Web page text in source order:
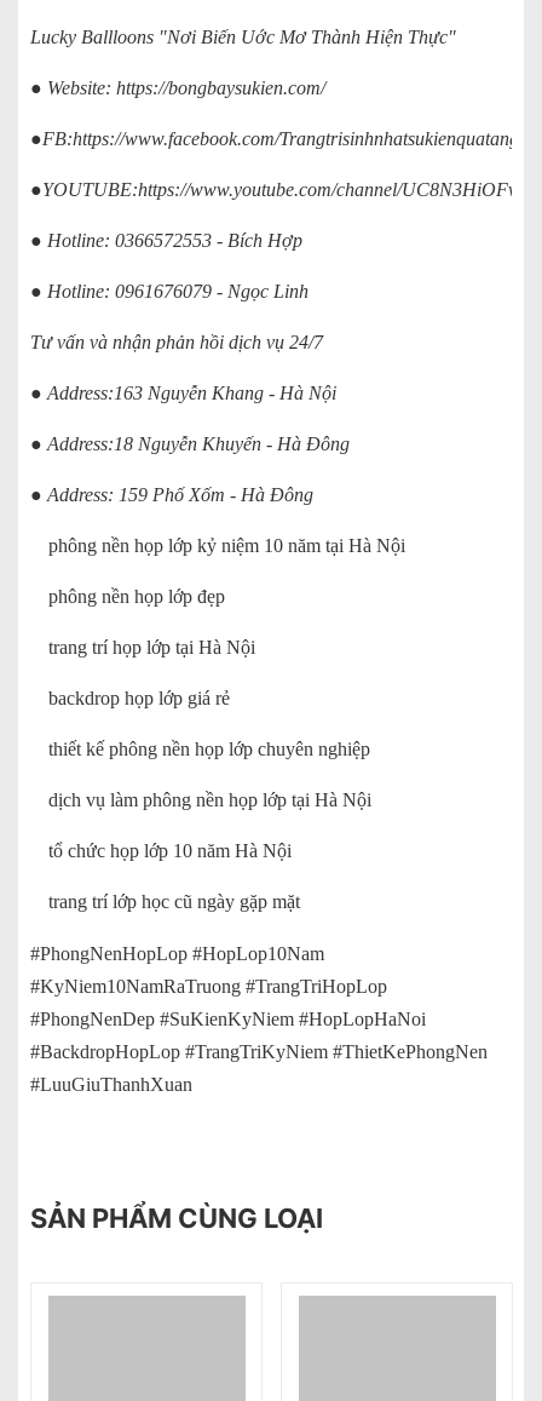
Lucky Ballloons "Nơi Biến Uớc Mơ Thành Hiện Thực"
● Website: https://bongbaysukien.com/
●FB:https://www.facebook.com/
●YOUTUBE:https://www.youtube.com/channel/
● Hotline: 0366572553 - Bích Hợp
● Hotline: 0961676079 - Ngọc Linh
Tư vấn và nhận phản hồi dịch vụ 24/7
● Address:163 Nguyễn Khang - Hà Nội
● Address:18 Nguyễn Khuyến - Hà Đông
● Address: 159 Phố Xốm - Hà Đông
phông nền họp lớp kỷ niệm 10 năm tại Hà Nội
phông nền họp lớp đẹp
trang trí họp lớp tại Hà Nội
backdrop họp lớp giá rẻ
thiết kế phông nền họp lớp chuyên nghiệp
dịch vụ làm phông nền họp lớp tại Hà Nội
tổ chức họp lớp 10 năm Hà Nội
trang trí lớp học cũ ngày gặp mặt
#PhongNenHopLop #HopLop10Nam
#KyNiem10NamRaTruong #TrangTriHopLop
#PhongNenDep #SuKienKyNiem #HopLopHaNoi
#BackdropHopLop #TrangTriKyNiem #ThietKePhongNen
#LuuGiuThanhXuan
SẢN PHẨM CÙNG LOẠI